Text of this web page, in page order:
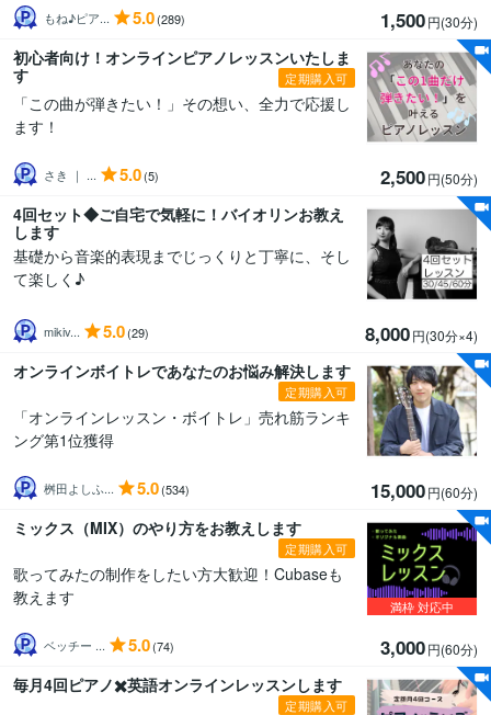
もね♪ピア... 5.0(289) 1,500円(30分)
初心者向け！オンラインピアノレッスンいたしま
す
定期購入可
「この曲が弾きたい！」その想い、全力で応援し
ます！
さき ｜ ... 5.0(5) 2,500円(50分)
4回セット◆ご自宅で気軽に！バイオリンお教え
します
基礎から音楽的表現までじっくりと丁寧に、そし
て楽しく♪
mikiv... 5.0(29) 8,000円(30分×4)
オンラインボイトレであなたのお悩み解決します
定期購入可
「オンラインレッスン・ボイトレ」売れ筋ランキ
ング第1位獲得
桝田よしふ... 5.0(534) 15,000円(60分)
ミックス（MIX）のやり方をお教えします
定期購入可
歌ってみたの制作をしたい方大歓迎！Cubaseも
教えます
ベッチー ... 5.0(74) 3,000円(60分)
満枠対応中
毎月4回ピアノ✖️英語オンラインレッスンします
定期購入可